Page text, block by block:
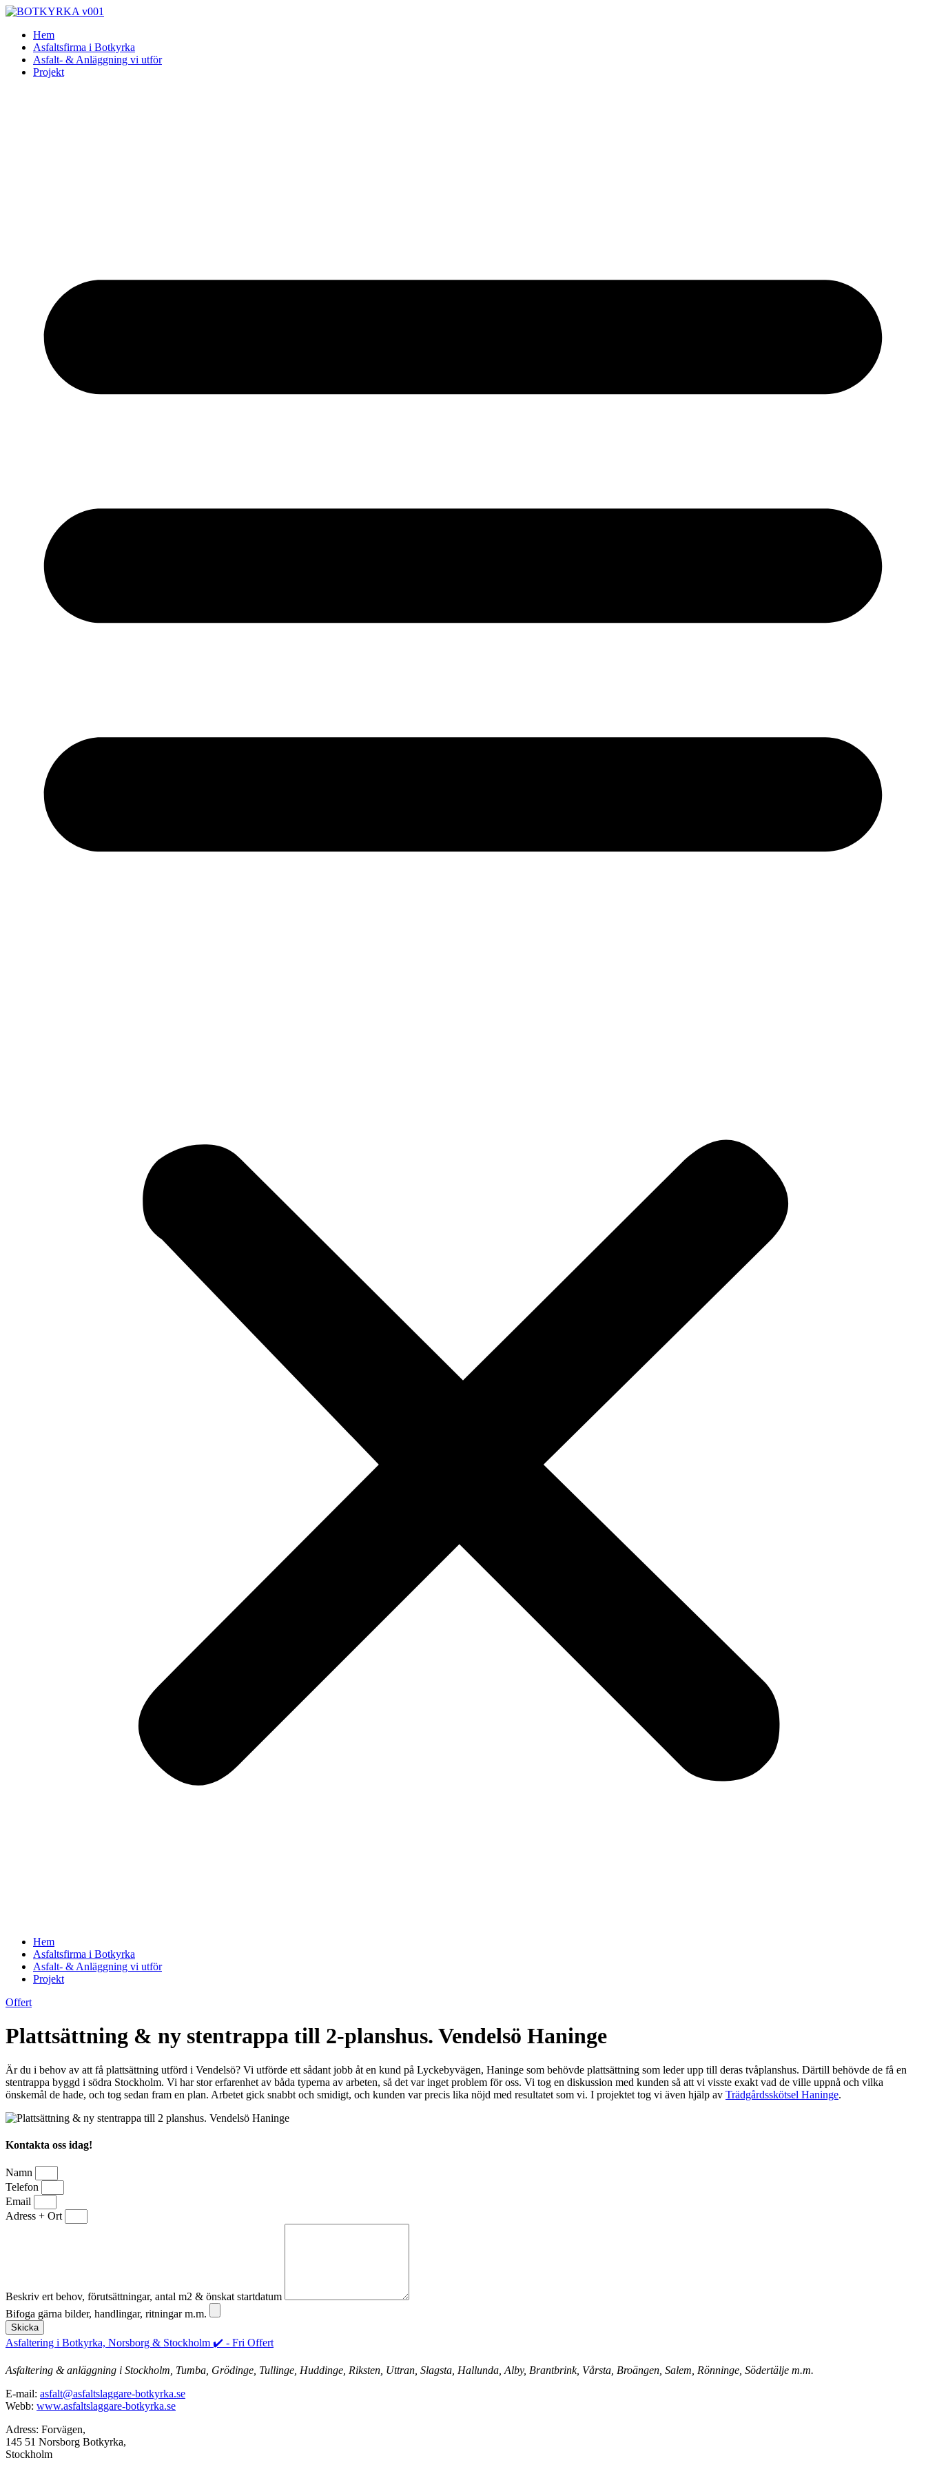
Skip
contentHem
Asfaltsfirma i Botkyrka
Asfalt- & Anläggning vi utför
Projekt
Hem
Asfaltsfirma i Botkyrka
Asfalt- & Anläggning vi utför
Projekt
Offert
Plattsättning & ny stentrappa till 2-planshus. Vendelsö Haninge
Är du i behov av att få plattsättning utförd i Vendelsö? Vi utförde ett sådant jobb åt en kund på Lyckebyvägen, Haninge som behövde plattsättning som leder upp till deras tvåplanshus. Därtill behövde de få en
stentrappa byggd i södra Stockholm. Vi har stor erfarenhet av båda typerna av arbeten, så det var inget problem för oss. Vi tog en diskussion med kunden så att vi visste exakt vad de ville uppnå och vilka
önskemål de hade, och tog sedan fram en plan. Arbetet gick snabbt och smidigt, och kunden var precis lika nöjd med resultatet som vi. I projektet tog vi även hjälp av Trädgårdsskötsel Haninge.
Kontakta oss idag!
Namn
Telefon
Email
Adress + Ort
Beskriv ert behov, förutsättningar, antal m2 & önskat startdatum
Bifoga gärna bilder, handlingar, ritningar m.m.
Skicka
Asfaltering i Botkyrka, Norsborg & Stockholm ✔️ - Fri Offert
Asfaltering & anläggning i Stockholm, Tumba, Grödinge, Tullinge, Huddinge, Riksten, Uttran, Slagsta, Hallunda, Alby, Brantbrink, Vårsta, Broängen, Salem, Rönninge, Södertälje m.m.
E-mail: asfalt@asfaltslaggare-botkyrka.se
Webb: www.asfaltslaggare-botkyrka.se
Adress: Forvägen,
145 51 Norsborg Botkyrka,
Stockholm